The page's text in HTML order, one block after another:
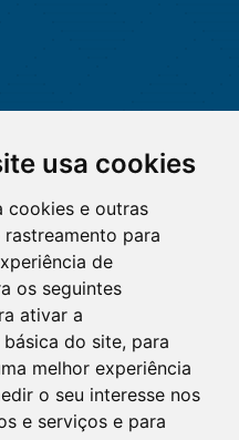
usa cookies
cookies e outras
para
de
os seguintes
ativar a
do site, para
melhor experiência
o seu interesse nos
e serviços e para